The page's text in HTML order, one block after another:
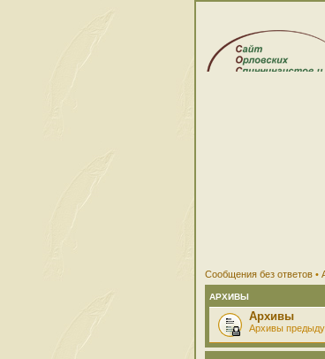
Сообщения без ответов •
АРХИВЫ
Архивы
Архивы